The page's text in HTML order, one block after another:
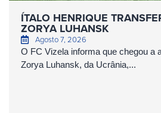
ÍTALO HENRIQUE
ZORYA LUHANSK
Agosto 7, 2026
O FC Vizela informa que chegou a
Zorya Luhansk, da Ucrânia,...